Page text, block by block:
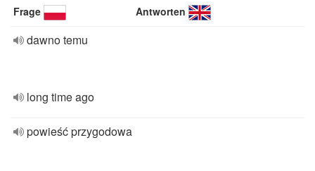
Frage Antworten
dawno temu
long time ago
powieść przygodowa